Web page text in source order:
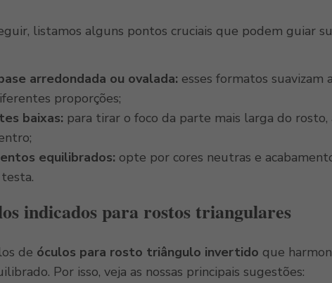
listamos alguns pontos cruciais que podem guiar
arredondada ou ovalada: esses formatos suavizam
proporções;
baixas: para tirar o foco da parte mais larga do rosto,
equilibrados: opte por cores neutras e
indicados para rostos triangulares
de óculos para rosto triângulo invertido que
Por isso, veja as nossas principais sugestões: